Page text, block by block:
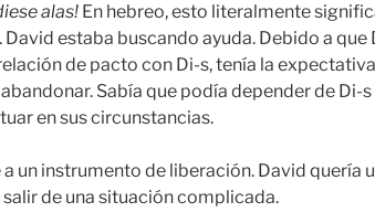
alas! En hebreo, esto literalmente
David estaba buscando ayuda. Debido a que
de pacto con Di-s, tenía la
Sabía que podía depender de Di-
en sus circunstancias.
a un instrumento de liberación. David quería
salir de una situación complicada.